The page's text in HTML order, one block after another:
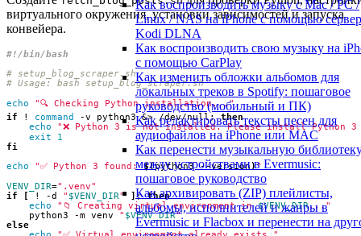
Как воспроизводить музыку с Mac / PC /
Linux / NAS на iPhone с помощью
Kodi DLNA
Как воспроизводить свою музыку на
с помощью CarPlay
Как изменить обложки альбомов для
локальных треков в Spotify: пошаговое
руководство (мобильный и ПК)
Как редактировать тексты песен для
аудиофайлов на iPhone или MAC
Как перенести музыкальную
между устройствами в Evermusic:
пошаговое руководство
Как архивировать (ZIP) плейлисты,
альбомы, исполнителей и жанры в
Evermusic и Flacbox и перенести на
виртуального окружения, установки зависимостей и запуска
конвейера.
# setup_blog_scraper.sh
# Usage: bash setup_blog_scraper.sh
echo
"🔍 Checking Python installation..."
if ! command -v python3 &> /dev/null; then
echo
"❌ Python 3 is not installed. Please install Python
exit
1
fi
echo
"✅ Python 3 found: $(python3 --version)"
VENV_DIR=".venv"
if
[ ! -d " $VENV_DIR" ]; then
echo
"📁 Creating virtual environment in $VENV_DIR..."
    python3 -m venv
" $VENV_DIR"
else
echo
"✅ Virtual environment already exists."